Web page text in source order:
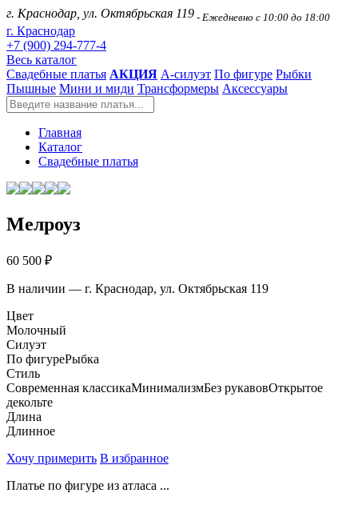
г. Краснодар, ул. Октябрьская 119 - Ежедневно с 10:00 до 18:00
г. Краснодар
+7 (900) 294-777-4
Весь каталог
Свадебные платья АКЦИЯ А-силуэт По фигуре Рыбки
Пышные Мини и миди Трансформеры Аксессуары
Главная
Каталог
Свадебные платья
Мелроуз
60 500 ₽
В наличии — г. Краснодар, ул. Октябрьская 119
Цвет
Молочный
Силуэт
По фигуреРыбка
Стиль
Современная классикаМинимализмБез рукавовОткрытое
декольте
Длина
Длинное
Хочу примерить В избранное
Платье по фигуре из атласа ...